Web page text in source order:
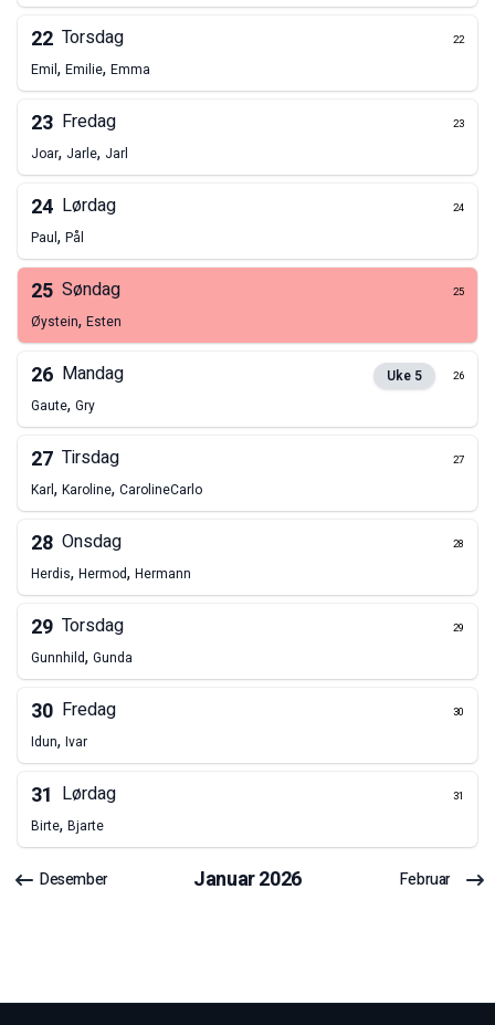
22 Torsdag 22
Emil, Emilie, Emma
23 Fredag 23
Joar, Jarle, Jarl
24 Lørdag 24
Paul, Pål
25 Søndag 25
Øystein, Esten
26 Mandag Uke 5 26
Gaute, Gry
27 Tirsdag 27
Karl, Karoline, CarolineCarlo
28 Onsdag 28
Herdis, Hermod, Hermann
29 Torsdag 29
Gunnhild, Gunda
30 Fredag 30
Idun, Ivar
31 Lørdag 31
Birte, Bjarte
Desember Januar2026 Februar